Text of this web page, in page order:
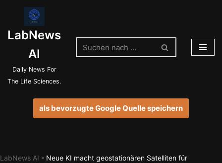
Inhalt
springen
LabNews
AI
Daily News For
The Life Sciences.
als bevorzugte Google Quelle speichern
LabNews AI - Neue KI macht geostationären Satelliten für